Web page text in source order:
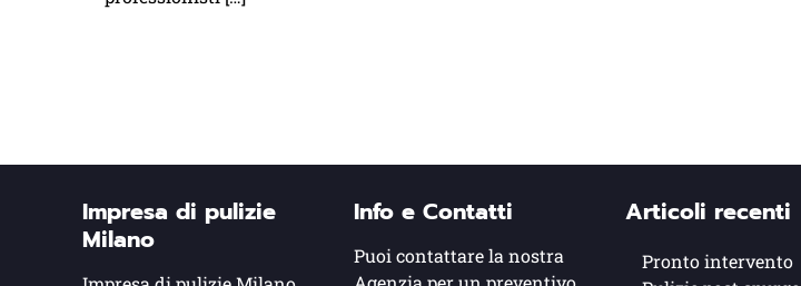
Impresa di pulizie
Milano
Info e Contatti
Puoi contattare la nostra
Articoli recenti
Pronto intervento